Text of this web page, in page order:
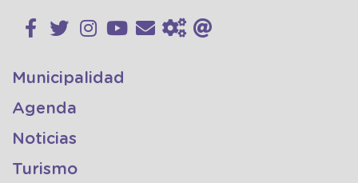
Municipalidad
Agenda
Noticias
Turismo